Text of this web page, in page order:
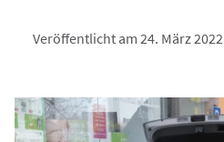
Veröffentlicht am 24. März 2022